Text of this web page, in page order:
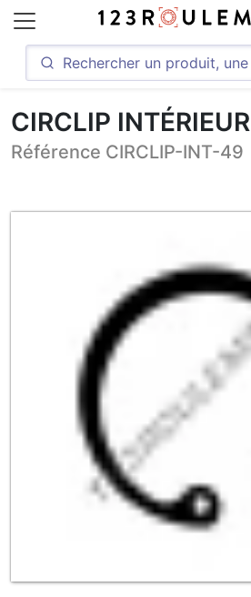
CIRCLIP INTÉRIEUR
Référence CIRCLIP-INT-49